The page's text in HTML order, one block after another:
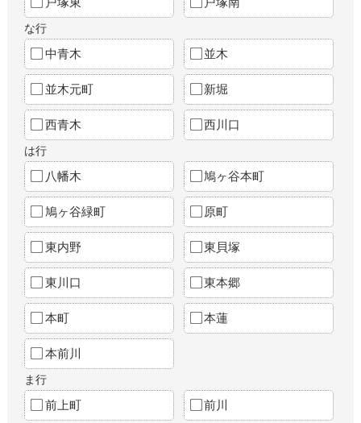
な行
中青木 並木
並木元町 新堀
西青木 西川口
は行
八幡木 鳩ヶ谷本町
鳩ヶ谷緑町 原町
東内野 東貝塚
東川口 東本郷
本町 本蓮
本前川
ま行
前上町 前川